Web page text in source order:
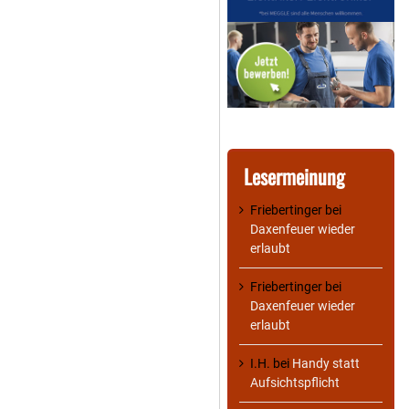
Lesermeinung
Friebertinger bei
Daxenfeuer wieder
erlaubt
Friebertinger bei
Daxenfeuer wieder
erlaubt
I.H. bei Handy statt
Aufsichtspflicht